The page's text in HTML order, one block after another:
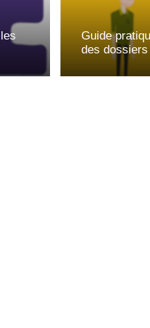
Guide
des